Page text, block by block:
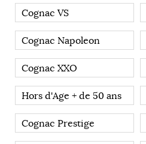
Cognac VS
Cognac Napoleon
Cognac XXO
Hors d'Age + de 50 ans
Cognac Prestige